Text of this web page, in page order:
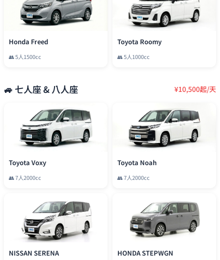
Honda Freed
👥5人1500cc
Toyota Roomy
👥5人1000cc
🚙 七人座 & 八人座 ¥10,500起/天
Toyota Voxy
👥7人2000cc
Toyota Noah
👥7人2000cc
NISSAN SERENA HONDA STEPWGN